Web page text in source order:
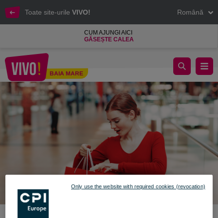
Toate site-urile VIVO! Română
CUM AJUNGI AICI
GĂSEȘTE CALEA
Baia Mare
BAIA MARE
ZIUA ÎNDRĂGOSTIȚILOR ÎN LUMEA VIVO!
Only use the website with required cookies (revocation)